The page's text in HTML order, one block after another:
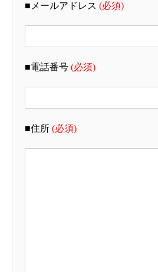
■メールアドレス (必須)
■電話番号 (必須)
■住所 (必須)